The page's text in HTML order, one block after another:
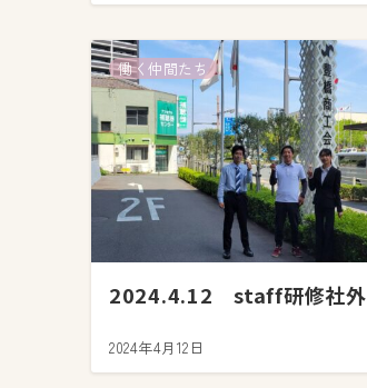
働く仲間たち
2024.4.12 staff研修社外
2024年4月12日